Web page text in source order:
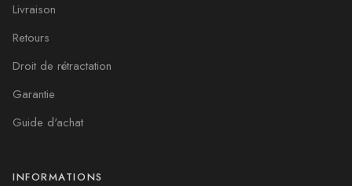
Livraison
Retours
Droit de rétractation
Garantie
Guide d'achat
INFORMATIONS